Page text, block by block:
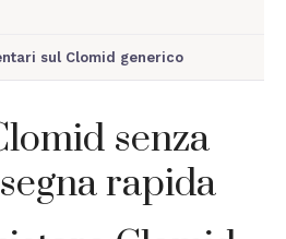
sul Clomid generico
senza
rapida